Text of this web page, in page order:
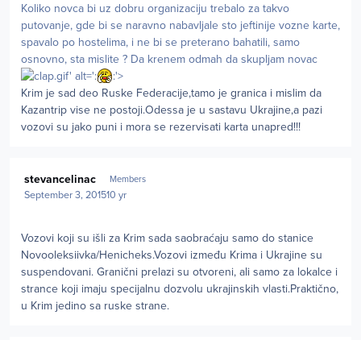
Koliko novca bi uz dobru organizaciju trebalo za takvo
putovanje, gde bi se naravno nabavljale sto jeftinije vozne karte,
spavalo po hostelima, i ne bi se preterano bahatili, samo
osnovno, sta mislite ? Da krenem odmah da skupljam novac
.gif' alt=':
:'>
Krim je sad deo Ruske Federacije,tamo je granica i mislim da
Kazantrip vise ne postoji.Odessa je u sastavu Ukrajine,a pazi
vozovi su jako puni i mora se rezervisati karta unapred!!!
stevancelinac Members
September 3, 201510 yr
Vozovi koji su išli za Krim sada saobraćaju samo do stanice
Novooleksiivka/Henicheks.Vozovi između Krima i Ukrajine su
suspendovani. Granični prelazi su otvoreni, ali samo za lokalce i
strance koji imaju specijalnu dozvolu ukrajinskih vlasti.Praktično,
u Krim jedino sa ruske strane.